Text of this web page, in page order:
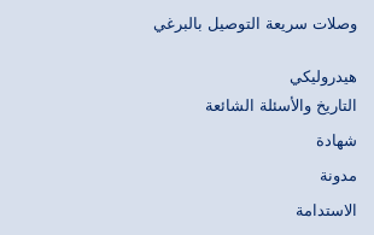
وصلات سريعة التوصيل بالبرغي
هيدروليكي
التاريخ والأسئلة الشائعة
شهادة
مدونة
الاستدامة